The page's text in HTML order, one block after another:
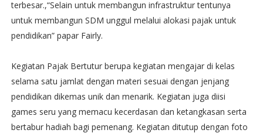
terbesar.,“Selain untuk membangun infrastruktur tentunya
untuk membangun SDM unggul melalui alokasi pajak untuk
pendidikan” papar Fairly.
Kegiatan Pajak Bertutur berupa kegiatan mengajar di kelas
selama satu jamlat dengan materi sesuai dengan jenjang
pendidikan dikemas unik dan menarik. Kegiatan juga diisi
games seru yang memacu kecerdasan dan ketangkasan serta
bertabur hadiah bagi pemenang. Kegiatan ditutup dengan foto